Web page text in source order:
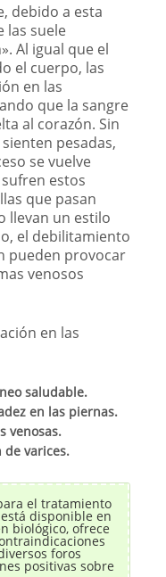
debido a esta
las suele
Al igual que el
el cuerpo, las
en las
que la sangre
al corazón. Sin
pesadas,
se vuelve
estos
que pasan
llevan un estilo
el debilitamiento
pueden provocar
venosos
en las
saludable.
en las piernas.
venosas.
varices.
el tratamiento
disponible en
biológico, ofrece
foros
positivas sobre